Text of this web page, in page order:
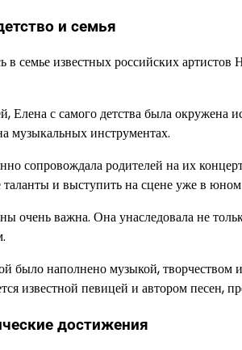
и семья
в семье известных российских
Елена с самого детства была
музыкальных инструментах.
сопровождала родителей на их
и выступить на сцене уже в юном
очень важна. Она унаследовала не
было наполнено музыкой, творчеством
известной певицей и автором песен,
достижения